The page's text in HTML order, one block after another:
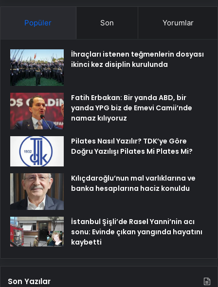
Popüler Son Yorumlar
İhraçları istenen teğmenlerin dosyası
ikinci kez disiplin kurulunda
Fatih Erbakan: Bir yanda ABD, bir
yanda YPG biz de Emevi Camii’nde
namaz kılıyoruz
Pilates Nasıl Yazılır? TDK’ye Göre
Doğru Yazılışı Pilates Mi Plates Mi?
Kılıçdaroğlu’nun mal varlıklarına ve
banka hesaplarına haciz konuldu
İstanbul Şişli’de Rasel Yanni’nin acı
sonu: Evinde çıkan yangında hayatını
kaybetti
Son Yazılar